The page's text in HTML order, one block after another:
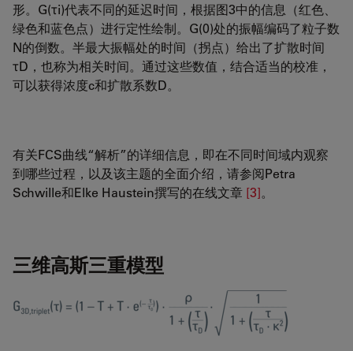
形。G(τi)代表不同的延迟时间，根据图3中的信息（红色、
绿色和蓝色点）进行定性绘制。G(0)处的振幅编码了粒子数
N的倒数。半最大振幅处的时间（拐点）给出了扩散时间
τD，也称为相关时间。通过这些数值，结合适当的校准，
可以获得浓度c和扩散系数D。
有关FCS曲线“解析”的详细信息，即在不同时间域内观察
到哪些过程，以及该主题的全面介绍，请参阅Petra
Schwille和Elke Haustein撰写的在线文章 [3]。
三维高斯三重模型